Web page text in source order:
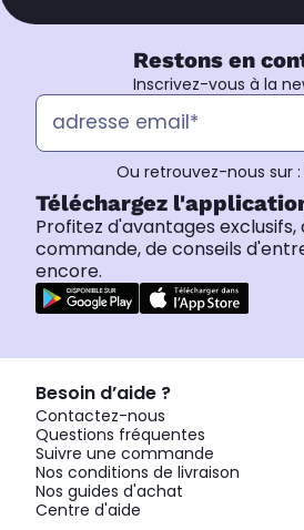
Restons en
Inscrivez-vous à la
Ou retrouvez-nous sur :
Téléchargez
Profitez d'avantages exclusifs,
commande, de conseils
encore.
Besoin d’aide ?
Contactez-nous
Questions fréquentes
Suivre une commande
Nos conditions de livraison
Nos guides d'achat
Centre d'aide